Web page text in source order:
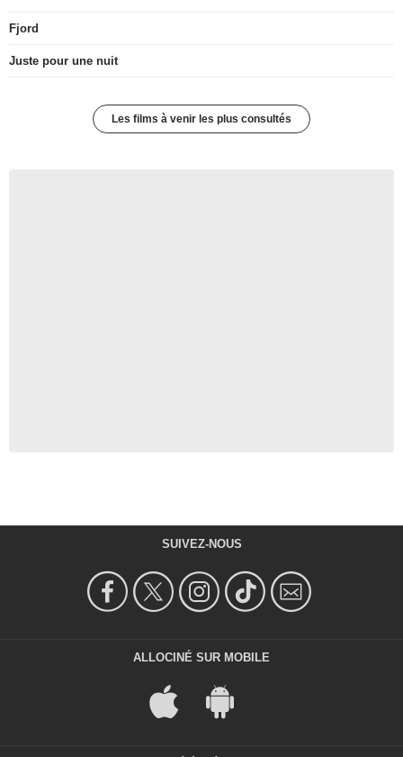
Fjord
Juste pour une nuit
Les films à venir les plus consultés
SUIVEZ-NOUS
ALLOCINÉ SUR MOBILE